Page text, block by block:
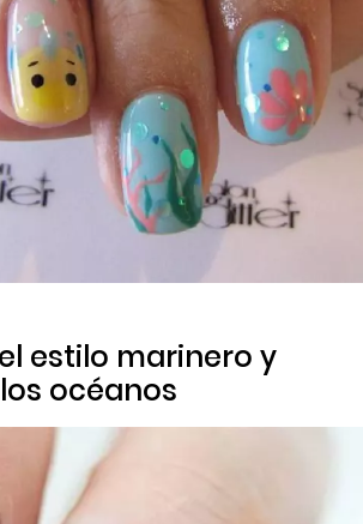
estilo marinero y
océanos